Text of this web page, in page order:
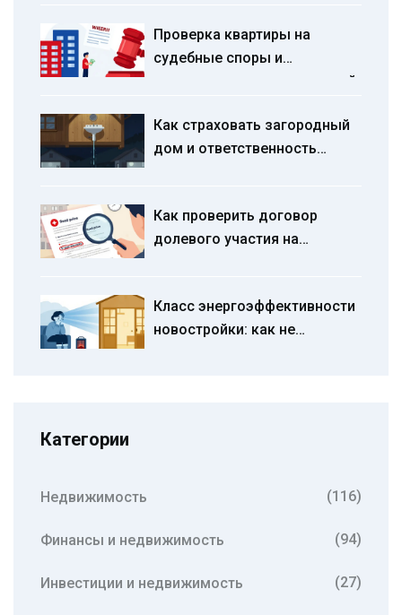
Проверка квартиры на
судебные споры и
ограничения перед покупкой:
Как страховать загородный
дом и ответственность
Как проверить договор
долевого участия на
Класс энергоэффективности
новостройки: как не
Категории
Недвижимость (116)
Финансы и недвижимость (94)
Инвестиции и недвижимость (27)